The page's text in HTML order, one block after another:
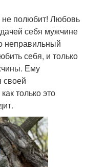
полюбит! Любовь
себя мужчине
неправильный
себя, и только
Ему
своей
только это